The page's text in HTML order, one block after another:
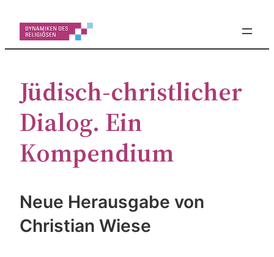
Inhalt
springen
Jüdisch-christlicher
Dialog. Ein
Kompendium
Neue Herausgabe von
Christian Wiese